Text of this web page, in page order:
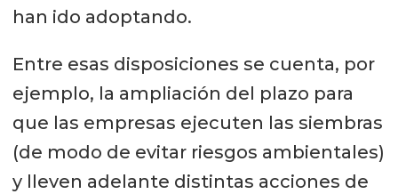
han ido adoptando.
Entre esas disposiciones se cuenta, por
ejemplo, la ampliación del plazo para
que las empresas ejecuten las siembras
(de modo de evitar riesgos ambientales)
y lleven adelante distintas acciones de